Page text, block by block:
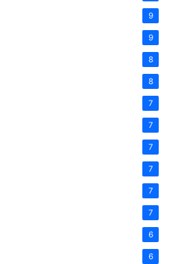
9
9
8
8
7
7
7
7
7
7
6
6